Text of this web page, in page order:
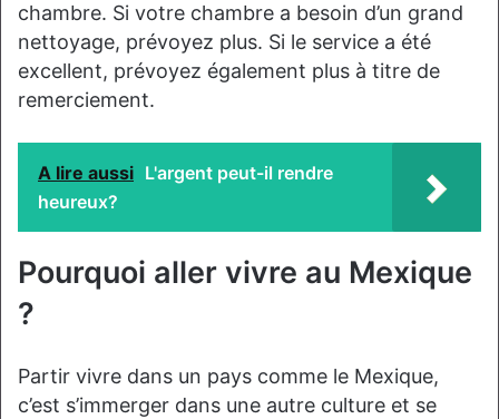
chambre. Si votre chambre a besoin d’un grand
nettoyage, prévoyez plus. Si le service a été
excellent, prévoyez également plus à titre de
remerciement.
A lire aussi L'argent peut-il rendre
heureux?
Pourquoi aller vivre au Mexique
?
Partir vivre dans un pays comme le Mexique,
c’est s’immerger dans une autre culture et se